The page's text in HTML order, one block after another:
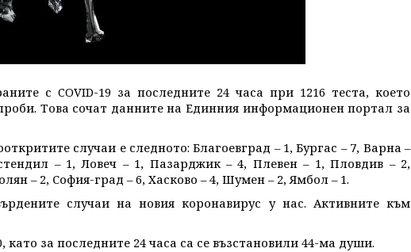
с COVID-19 за последните 24 часа при 1216 теста, което
Това сочат данните на Единния информационен портал за
случаи е следното: Благоевград – 1, Бургас – 7, Варна –
– 1, Ловеч – 1, Пазарджик – 4, Плевен – 1, Пловдив – 2,
– 2, София-град – 6, Хасково – 4, Шумен – 2, Ямбол – 1.
случаи на новия коронавирус у нас. Активните към
като за последните 24 часа са се възстановили 44-ма души.